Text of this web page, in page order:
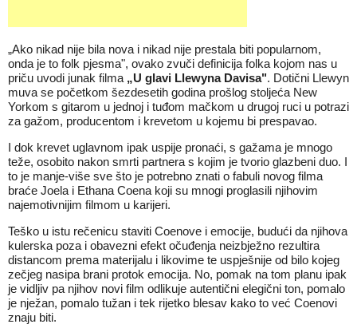
„Ako nikad nije bila nova i nikad nije prestala biti popularnom,
onda je to folk pjesma", ovako zvuči definicija folka kojom nas u
priču uvodi junak filma „U glavi Llewyna Davisa". Dotični Llewyn
muva se početkom šezdesetih godina prošlog stoljeća New
Yorkom s gitarom u jednoj i tuđom mačkom u drugoj ruci u potrazi
za gažom, producentom i krevetom u kojemu bi prespavao.
I dok krevet uglavnom ipak uspije pronaći, s gažama je mnogo
teže, osobito nakon smrti partnera s kojim je tvorio glazbeni duo. I
to je manje-više sve što je potrebno znati o fabuli novog filma
braće Joela i Ethana Coena koji su mnogi proglasili njihovim
najemotivnijim filmom u karijeri.
Teško u istu rečenicu staviti Coenove i emocije, budući da njihova
kulerska poza i obavezni efekt očuđenja neizbježno rezultira
distancom prema materijalu i likovime te uspješnije od bilo kojeg
zečjeg nasipa brani protok emocija. No, pomak na tom planu ipak
je vidljiv pa njihov novi film odlikuje autentični elegični ton, pomalo
je nježan, pomalo tužan i tek rijetko blesav kako to već Coenovi
znaju biti.